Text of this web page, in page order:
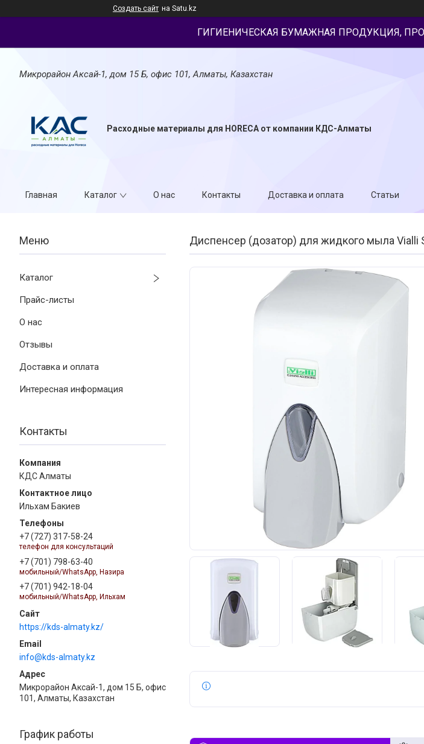
Создать сайт на Satu.kz
ГИГИЕНИЧЕСКАЯ БУМАЖНАЯ ПРОДУКЦИЯ,
Микрорайон Аксай-1, дом 15 Б, офис 101, Алматы, Казахстан
Расходные материалы для HORECA от компании КДС-Алматы
Главная Каталог О нас Контакты Доставка и оплата Статьи
Каталог
Прайс-листы
О нас
Отзывы
Доставка и оплата
Интересная информация
Контакты
КДС Алматы
Ильхам Бакиев
+7 (727) 317-58-24
телефон для консультаций
+7 (701) 798-63-40
мобильный/WhatsApp, Назира
+7 (701) 942-18-04
мобильный/WhatsApp, Ильхам
https://kds-almaty.kz/
info@kds-almaty.kz
Микрорайон Аксай-1, дом 15 Б, офис
101, Алматы, Казахстан
График работы
Диспенсер (дозатор) для жидкого мыла Vialli